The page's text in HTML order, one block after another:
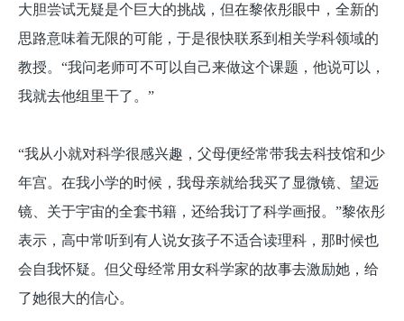
大胆尝试无疑是个巨大的挑战，但在黎依彤眼中，全新的
思路意味着无限的可能，于是很快联系到相关学科领域的
教授。“我问老师可不可以自己来做这个课题，他说可以，
我就去他组里干了。”
“我从小就对科学很感兴趣，父母便经常带我去科技馆和少
年宫。在我小学的时候，我母亲就给我买了显微镜、望远
镜、关于宇宙的全套书籍，还给我订了科学画报。”黎依彤
表示，高中常听到有人说女孩子不适合读理科，那时候也
会自我怀疑。但父母经常用女科学家的故事去激励她，给
了她很大的信心。